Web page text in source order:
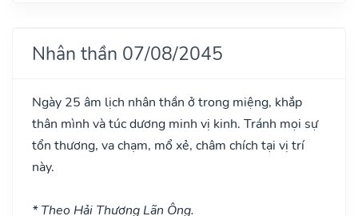
Nhân thần 07/08/2045
Ngày 25 âm lịch nhân thần ở trong miệng, khắp
thân mình và túc dương minh vị kinh. Tránh mọi sự
tổn thương, va chạm, mổ xẻ, châm chích tại vị trí
này.
* Theo Hải Thượng Lãn Ông.